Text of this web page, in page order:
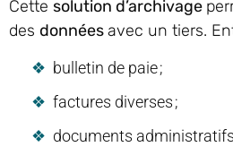
Cette solution d’archivage
des donnéesavec un tiers.
bulletin de paie ;
factures diverses ;
documents